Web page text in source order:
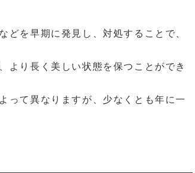
どを早期に発見し、対処することで、
より長く美しい状態を保つことができ
って異なりますが、少なくとも年に一